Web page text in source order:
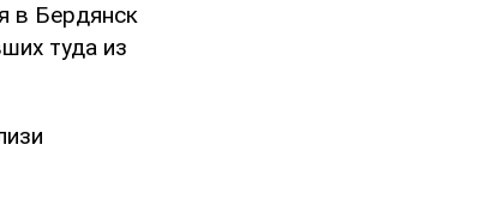
в Бердянск
туда из